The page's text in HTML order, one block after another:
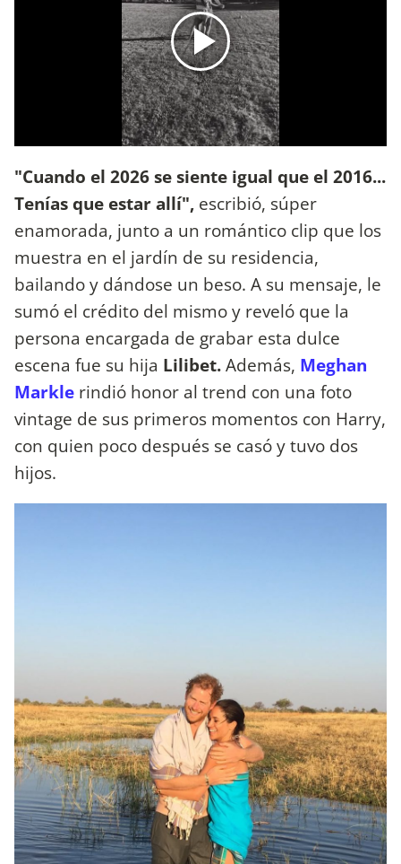
"Cuando el 2026 se siente igual que el 2016...
Tenías que estar allí", escribió, súper
enamorada, junto a un romántico clip que los
muestra en el jardín de su residencia,
bailando y dándose un beso. A su mensaje, le
sumó el crédito del mismo y reveló que la
persona encargada de grabar esta dulce
escena fue su hija Lilibet.Además, Meghan
Markle rindió honor al trend con una foto
vintage de sus primeros momentos con Harry,
con quien poco después se casó y tuvo dos
hijos.